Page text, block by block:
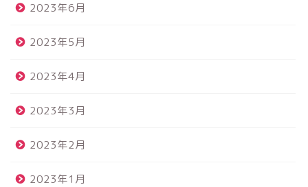
2023年6月
2023年5月
2023年4月
2023年3月
2023年2月
2023年1月